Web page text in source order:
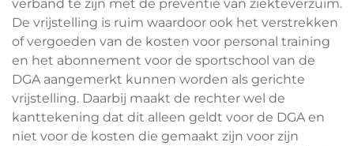
verband te zijn met de preventie van ziekteverzuim.
De vrijstelling is ruim waardoor ook het verstrekken
of vergoeden van de kosten voor personal training
en het abonnement voor de sportschool van de
DGA aangemerkt kunnen worden als gerichte
vrijstelling. Daarbij maakt de rechter wel de
kanttekening dat dit alleen geldt voor de DGA en
niet voor de kosten die gemaakt zijn voor zijn